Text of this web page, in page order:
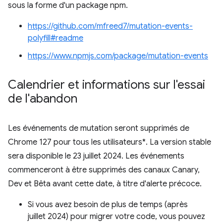
sous la forme d'un package npm.
https://github.com/mfreed7/mutation-events-
polyfill#readme
https://www.npmjs.com/package/mutation-events
Calendrier et informations sur l'essai
de l'abandon
Les événements de mutation seront supprimés de
Chrome 127 pour tous les utilisateurs*. La version stable
sera disponible le 23 juillet 2024. Les événements
commenceront à être supprimés des canaux Canary,
Dev et Bêta avant cette date, à titre d'alerte précoce.
Si vous avez besoin de plus de temps (après
juillet 2024) pour migrer votre code, vous pouvez